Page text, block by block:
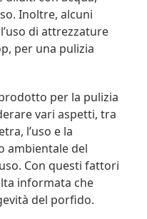
Inoltre, alcuni
di attrezzature
per una pulizia
per la pulizia
vari aspetti, tra
l’uso e la
ambientale del
Con questi fattori
informata che
del porfido.